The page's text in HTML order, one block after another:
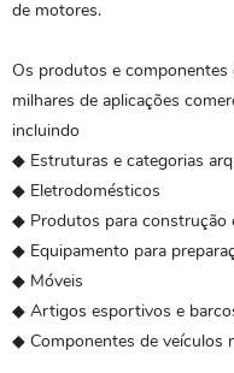
de motores.
Os produtos e componentes
milhares de aplicações
incluindo
◆ Estruturas e categorias
◆ Eletrodomésticos
◆ Produtos para construção
◆ Equipamento para
◆ Móveis
◆ Artigos esportivos e
◆ Componentes de veículos